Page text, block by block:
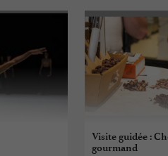
Visite guidée :
gourmand